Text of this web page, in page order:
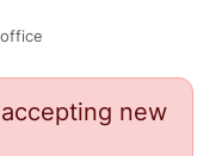
new